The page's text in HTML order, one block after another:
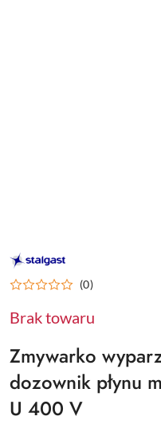
STALGAST
–
WYPOSAŻENIE
DLA
(0)
Brak towaru
Zmywarko
dozownik płynu
U 400 V